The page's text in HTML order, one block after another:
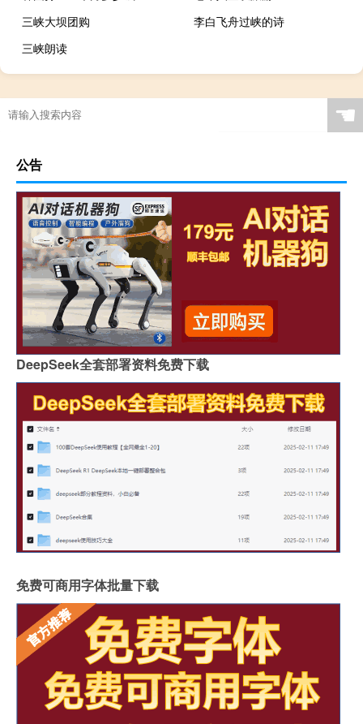
三峡大坝团购
李白飞舟过峡的诗
三峡朗读
☚
公告
DeepSeek全套部署资料免费下载
免费可商用字体批量下载